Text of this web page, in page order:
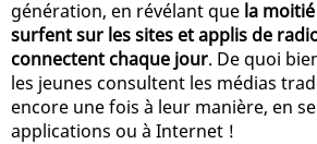
génération, en révélant que la
surfent sur les sites et applis de
connectent chaque jour. De quoi
les jeunes consultent les médias
encore une fois à leur manière, en
applications ou à Internet !